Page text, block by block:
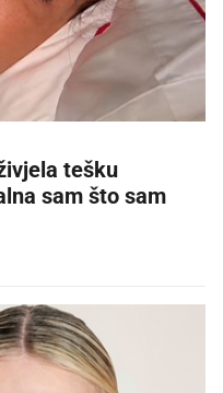
tešku
sam što sam